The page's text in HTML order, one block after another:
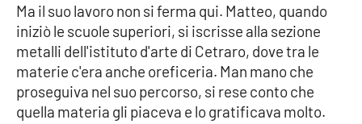
Buona Sanità Calabria
LA
CALABRIAVISIONE
Destinazioni
Ma il suo lavoro non si ferma qui. Matteo, quando
iniziò le scuole superiori, si iscrisse alla sezione
metalli dell'istituto d'arte di Cetraro, dove tra le
materie c'era anche oreficeria. Man mano che
proseguiva nel suo percorso, si rese conto che
quella materia gli piaceva e lo gratificava molto.